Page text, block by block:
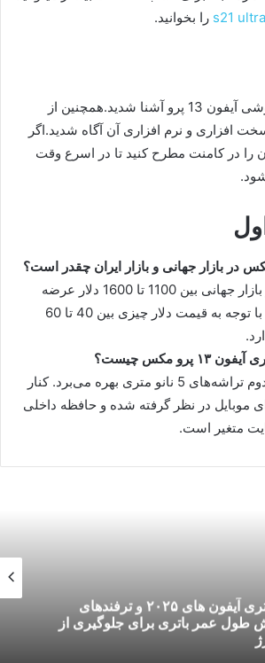
را بخوانید.
شما دراین مقاله با گوشی آیفون 13 پرو آشنا شدید.همچنین از
و نرم افزاری آن آگاه شدید.اگر
را در کامنت مطرح کنید تا در اسرع وقت
آیفون 13 پرومکس در بازار جهانی بین 1100 تا 1600 دلار عرضه
شده که در بازار ایران با توجه به قیمت دلار چیزی بین 40 تا 60
مکس چیست؟
آیفون 13 پرو از نسل دوم تراشه‌های 5 نانو متری بهره می‌برد. کنار
رم برای موبایل در نظر گرفته شده و حافظه داخلی
مقایسه سامسونگ گلکسی S25 با آیفون ۱۶ پرو؛